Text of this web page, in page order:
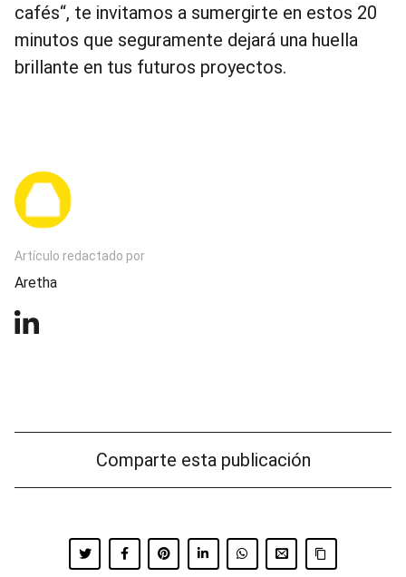
cafés“, te invitamos a sumergirte en estos 20
minutos que seguramente dejará una huella
brillante en tus futuros proyectos.
Artículo redactado por
Aretha
Comparte esta publicación